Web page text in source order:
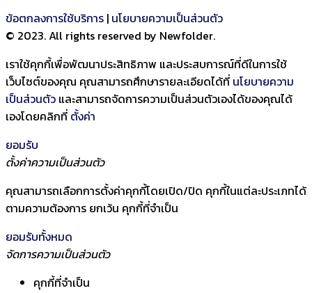
ข้อตกลงการใช้บริการ | นโยบายความเป็นส่วนตัว
© 2023. All rights reserved by Newfolder.
เราใช้คุกกี้เพื่อพัฒนาประสิทธิภาพ และประสบการณ์ที่ดีในการใช้
เว็บไซต์ของคุณ คุณสามารถศึกษารายละเอียดได้ที่ นโยบายความ
เป็นส่วนตัว และสามารถจัดการความเป็นส่วนตัวเองได้ของคุณได้
เองโดยคลิกที่ ตั้งค่า
ยอมรับ
ตั้งค่าความเป็นส่วนตัว
คุณสามารถเลือกการตั้งค่าคุกกี้โดยเปิด/ปิด คุกกี้ในแต่ละประเภทได้
ตามความต้องการ ยกเว้น คุกกี้ที่จำเป็น
ยอมรับทั้งหมด
จัดการความเป็นส่วนตัว
คุกกี้ที่จำเป็น